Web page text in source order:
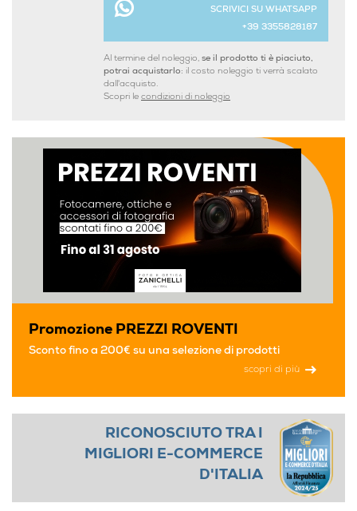
SCRIVICI SU WHATSAPP
+39 3355828187
Al termine del noleggio, se il prodotto ti è piaciuto,
potrai acquistarlo: il costo noleggio ti verrà scalato
dall'acquisto.
Scopri le condizioni di noleggio
Promozione PREZZI ROVENTI
Sconto fino a 200€ su una selezione di prodotti
scopri di più
RICONOSCIUTO TRA I
MIGLIORI E-COMMERCE
D'ITALIA